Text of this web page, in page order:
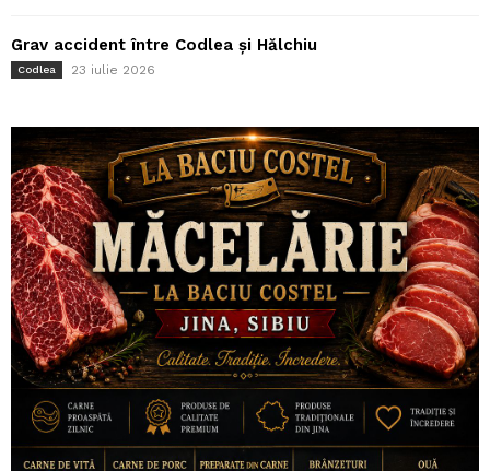
Grav accident între Codlea și Hălchiu
Codlea 23 iulie 2026